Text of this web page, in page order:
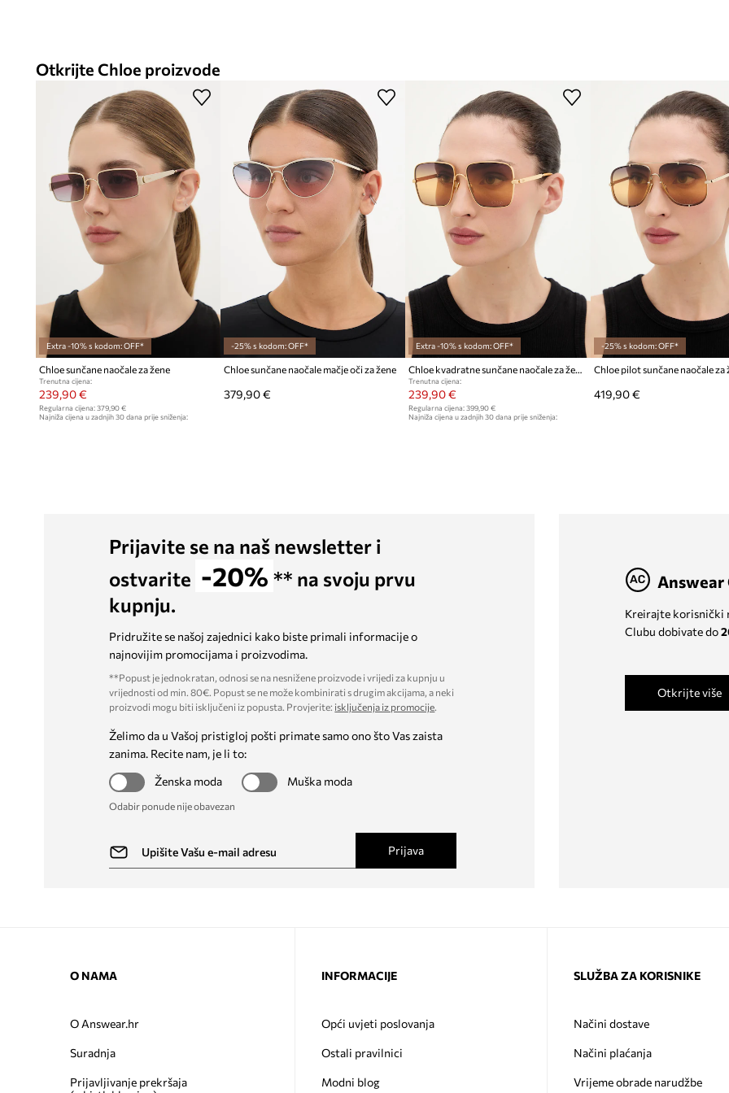
Otkrijte Chloe proizvode
Extra -10% s kodom: OFF*
Chloe sunčane naočale za žene
Trenutna cijena:
239,90 €
Regularna cijena: 379,90 €
Najniža cijena u zadnjih 30 dana prije sniženja:
-25% s kodom: OFF*
Chloe sunčane naočale mačje oči za žene
379,90 €
Extra -10% s kodom: OFF*
Trenutna cijena:
239,90 €
Regularna cijena: 399,90 €
Najniža cijena u zadnjih 30 dana prije sniženja:
-25% s kodom: OFF*
Chloe pilot sunčane naočale za
419,90 €
Prijavite se na naš newsletter i
ostvarite -20% ** na svoju prvu
kupnju.
Pridružite se našoj zajednici kako biste primali informacije o
najnovijim promocijama i proizvodima.
**Popust je jednokratan, odnosi se na nesnižene proizvode i vrijedi za kupnju u
vrijednosti od min. 80€. Popust se ne može kombinirati s drugim akcijama, a neki
proizvodi mogu biti isključeni iz popusta. Provjerite: isključenja iz promocije.
Želimo da u Vašoj pristigloj pošti primate samo ono što Vas zaista
zanima. Recite nam, je li to:
Ženska moda
Muška moda
Odabir ponude nije obavezan
Prijava
Answear
Kreirajte korisnički
Clubu dobivate do
Otkrijte više
O NAMA
O Answear.hr
Suradnja
Prijavljivanje prekršaja
INFORMACIJE
Opći uvjeti poslovanja
Ostali pravilnici
Modni blog
SLUŽBA ZA KORISNIKE
Načini dostave
Načini plaćanja
Vrijeme obrade narudžbe